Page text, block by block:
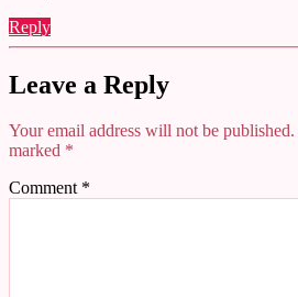
Reply
Leave a Reply
Your email address will not be published.
marked *
Comment *